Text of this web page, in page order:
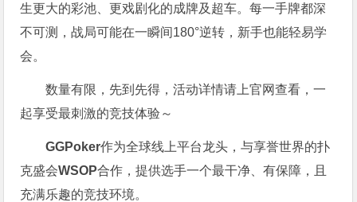
生更大的彩池、更戏剧化的成牌及超车。每一手牌都深
不可测，战局可能在一瞬间180°逆转，新手也能轻易学
会。
数量有限，先到先得，活动详情请上官网查看，一
起享受最刺激的竞技体验～
GGPoker作为全球线上平台龙头，与享誉世界的扑
克盛会WSOP合作，提供选手一个最干净、有保障，且
充满乐趣的竞技环境。